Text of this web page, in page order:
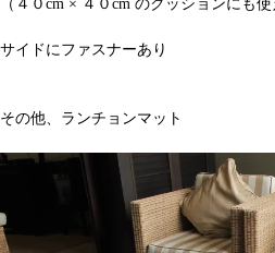
（４０cm × ４０cm のクッションにも使
サイドにファスナーあり
その他、ランチョンマット